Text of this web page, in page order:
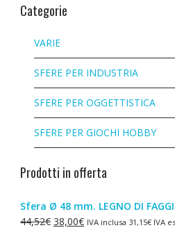
Categorie
VARIE
SFERE PER INDUSTRIA
SFERE PER OGGETTISTICA
SFERE PER GIOCHI HOBBY
Prodotti in offerta
Sfera Ø 48 mm. LEGNO DI
44,52€ Il
38,00€IlIVA inclusa 31,15€IVA